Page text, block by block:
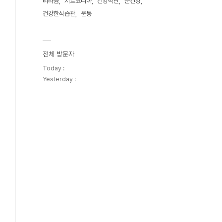
건강한식습관
운동
전체 방문자
Today :
Yesterday :